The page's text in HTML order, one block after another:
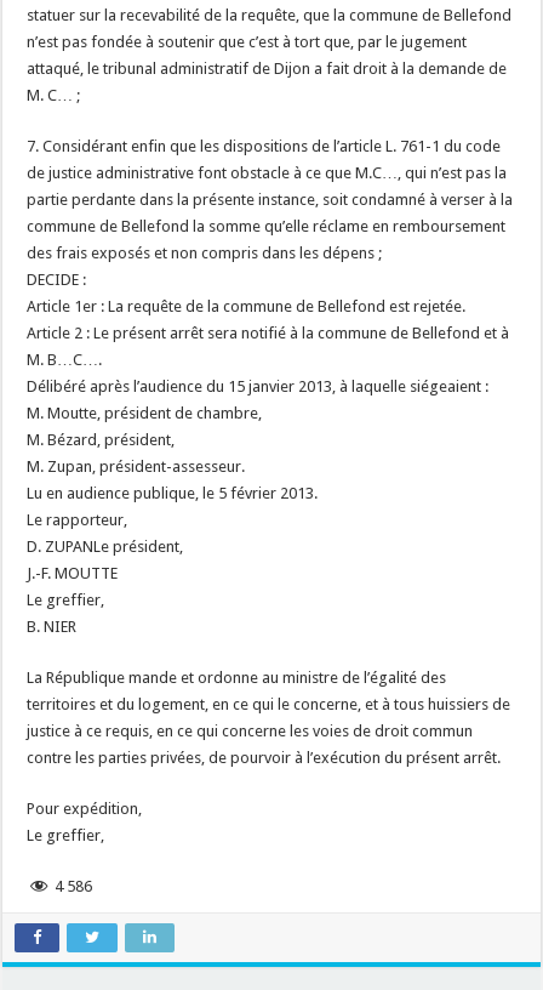
statuer sur la recevabilité de la requête, que la commune de Bellefond
n’est pas fondée à soutenir que c’est à tort que, par le jugement
attaqué, le tribunal administratif de Dijon a fait droit à la demande de
M. C… ;
7. Considérant enfin que les dispositions de l’article L. 761-1 du code
de justice administrative font obstacle à ce que M.C…, qui n’est pas la
partie perdante dans la présente instance, soit condamné à verser à la
commune de Bellefond la somme qu’elle réclame en remboursement
des frais exposés et non compris dans les dépens ;
DECIDE :
Article 1er : La requête de la commune de Bellefond est rejetée.
Article 2 : Le présent arrêt sera notifié à la commune de Bellefond et à
M. B…C….
Délibéré après l’audience du 15 janvier 2013, à laquelle siégeaient :
M. Moutte, président de chambre,
M. Bézard, président,
M. Zupan, président-assesseur.
Lu en audience publique, le 5 février 2013.
Le rapporteur,
D. ZUPANLe président,
J.-F. MOUTTE
Le greffier,
B. NIER
La République mande et ordonne au ministre de l’égalité des
territoires et du logement, en ce qui le concerne, et à tous huissiers de
justice à ce requis, en ce qui concerne les voies de droit commun
contre les parties privées, de pourvoir à l’exécution du présent arrêt.
Pour expédition,
Le greffier,
4 586